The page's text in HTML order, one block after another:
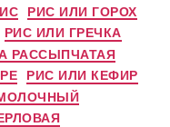
РИС ИЛИ ГОРОХ
РИС ИЛИ ГРЕЧКА
РАССЫПЧАТАЯ
РИС ИЛИ КЕФИР